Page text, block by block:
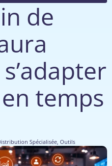
de
temps
Spécialisée, Outils